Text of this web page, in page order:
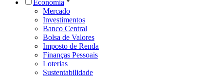
Economia
Mercado
Investimentos
Banco Central
Bolsa de Valores
Imposto de Renda
Finanças Pessoais
Loterias
Sustentabilidade